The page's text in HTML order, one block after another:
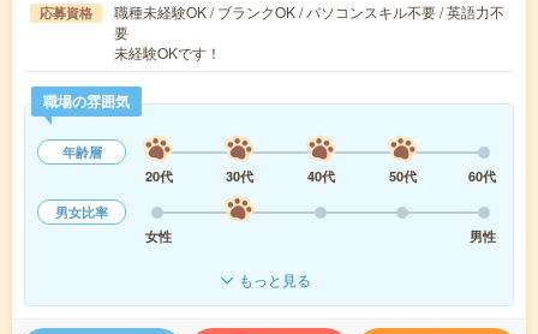
応募資格
職種未経験OK / ブランクOK / パソコンスキル不要 / 英語力不
要
未経験OKです！
職場の雰囲気
年齢層
20代
30代 40代 50代
60代
男女比率
女性
男性
もっと見る